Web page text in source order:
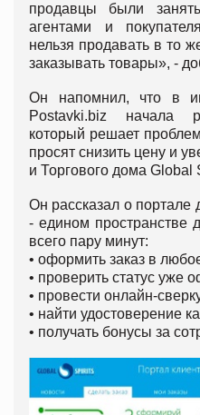
продавцы были
агентами и
нельзя продавать в то
заказывать товары», -
Он напомнил, что в
Postavki.biz начала
который решает
просят снизить цену и
и Торгового дома Global
Он рассказал о портале
- едином пространстве
всего пару минут:
• оформить заказ в
• проверить статус уже
• провести онлайн-
• найти удостоверение
• получать бонусы за